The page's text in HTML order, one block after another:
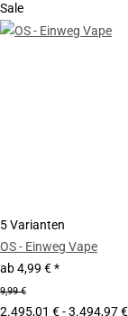
Sale
5 Varianten
OS - Einweg Vape
ab4,99 €*
9,99 €
2.495,01 € - 3.494,97 €